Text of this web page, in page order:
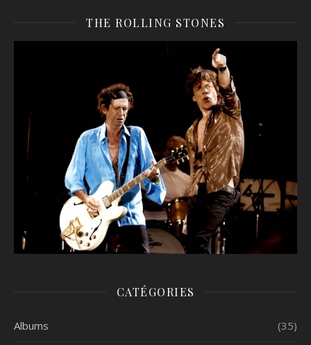
THE ROLLING STONES
CATÉGORIES
Albums (35)